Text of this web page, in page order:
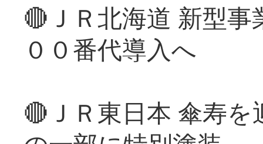
🔴ＪＲ北海道 新型
００番代導入へ
🔴ＪＲ東日本 傘寿